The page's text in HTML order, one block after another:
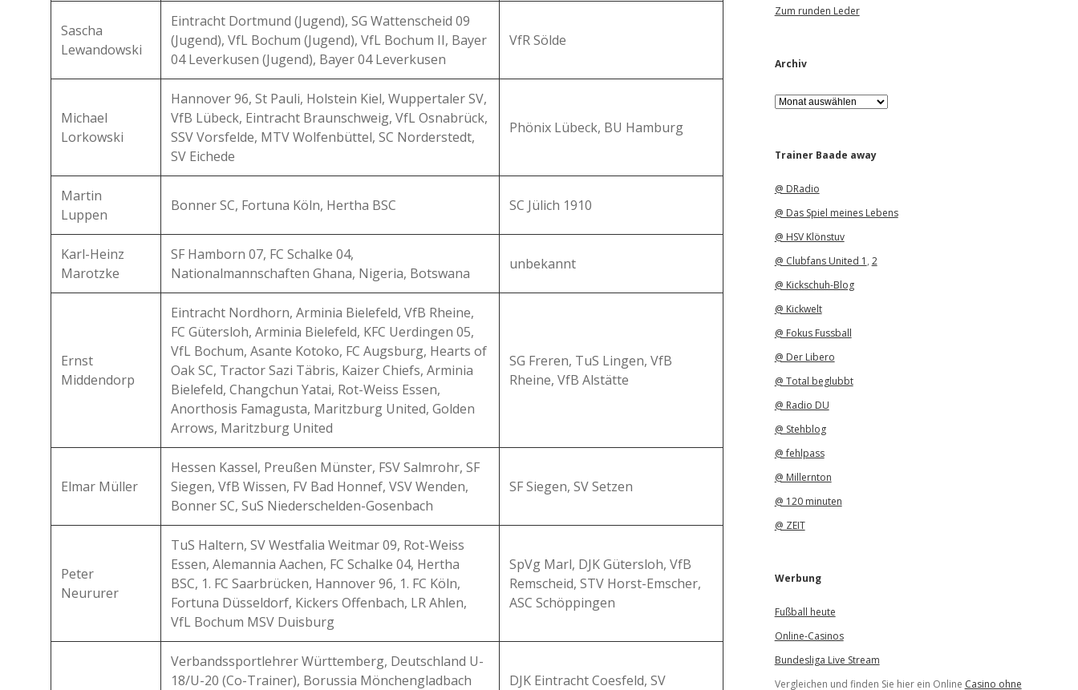
Sascha
Lewandowski
Eintracht Dortmund (Jugend), SG Wattenscheid 09
(Jugend), VfL Bochum (Jugend), VfL Bochum II, Bayer
04 Leverkusen (Jugend), Bayer 04 Leverkusen
VfR Sölde
Michael
Lorkowski
Hannover 96, St Pauli, Holstein Kiel, Wuppertaler SV,
VfB Lübeck, Eintracht Braunschweig, VfL Osnabrück,
SSV Vorsfelde, MTV Wolfenbüttel, SC Norderstedt,
SV Eichede
Phönix Lübeck, BU Hamburg
Martin
Luppen
Bonner SC, Fortuna Köln, Hertha BSC SC Jülich 1910
Karl-Heinz
Marotzke
SF Hamborn 07, FC Schalke 04,
Nationalmannschaften Ghana, Nigeria, Botswana
unbekannt
Ernst
Middendorp
Eintracht Nordhorn, Arminia Bielefeld, VfB Rheine,
FC Gütersloh, Arminia Bielefeld, KFC Uerdingen 05,
VfL Bochum, Asante Kotoko, FC Augsburg, Hearts of
Oak SC, Tractor Sazi Täbris, Kaizer Chiefs, Arminia
Bielefeld, Changchun Yatai, Rot-Weiss Essen,
Anorthosis Famagusta, Maritzburg United, Golden
Arrows, Maritzburg United
SG Freren, TuS Lingen, VfB
Rheine, VfB Alstätte
Elmar Müller
Hessen Kassel, Preußen Münster, FSV Salmrohr, SF
Siegen, VfB Wissen, FV Bad Honnef, VSV Wenden,
Bonner SC, SuS Niederschelden-Gosenbach
SF Siegen, SV Setzen
Peter
Neururer
TuS Haltern, SV Westfalia Weitmar 09, Rot-Weiss
Essen, Alemannia Aachen, FC Schalke 04, Hertha
BSC, 1. FC Saarbrücken, Hannover 96, 1. FC Köln,
Fortuna Düsseldorf, Kickers Offenbach, LR Ahlen,
VfL Bochum MSV Duisburg
SpVg Marl, DJK Gütersloh, VfB
Remscheid, STV Horst-Emscher,
ASC Schöppingen
Verbandssportlehrer Württemberg, Deutschland U-
18/U-20 (Co-Trainer), Borussia Mönchengladbach
DJK Eintracht Coesfeld, SV
Zum runden Leder
Archiv
A
r
iTrainer Baade away
@ DRadio
@ Das Spiel meines Lebens
@ HSV Klönstuv
@ Clubfans United 1 , 2
@ Kickschuh-Blog
@ Kickwelt
@ Fokus Fussball
@ Der Libero
@ Total beglubbt
@ Radio DU
@ Stehblog
@ fehlpass
@ Millernton
@ 120 minuten
@ ZEIT
Werbung
Fußball heute
Online-Casinos
Bundesliga Live Stream
Vergleichen und finden Sie hier ein Online Casino ohne